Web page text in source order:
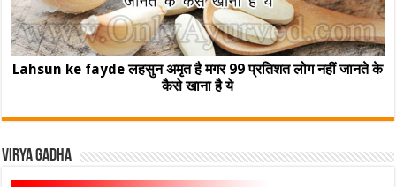
Lahsun ke fayde लहसुन अमृत है मगर 99 प्रतिशत लोग नहीं जानते के
कैसे खाना है ये
Virya Gadha